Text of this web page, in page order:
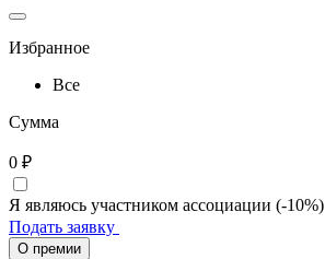
Избранное
Все
Сумма
0 ₽
Я являюсь участником ассоциации (-10%)
Подать заявку
О премии